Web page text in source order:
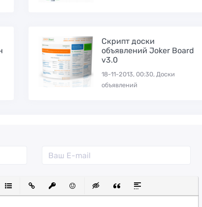
Скрипт доски
объявлений Joker Board
v3.0
18-11-2013, 00:30, Доски
объявлений
список
Маркированный список
Вставить ссылку
Вставить защищенную ссылку
Вставить смайлик
Вставка скрытого текста
Вставка цитаты
Вставка